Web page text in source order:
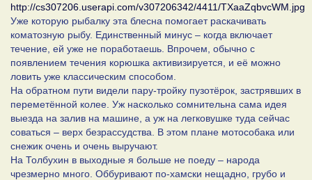
http://cs307206.userapi.com/v307206342/4411/TXaaZqbvcWM.jpg
Уже которую рыбалку эта блесна помогает раскачивать
коматозную рыбу. Единственный минус – когда включает
течение, ей уже не поработаешь. Впрочем, обычно с
появлением течения корюшка активизируется, и её можно
ловить уже классическим способом.
На обратном пути видели пару-тройку пузотёрок, застрявших в
переметённой колее. Уж насколько сомнительна сама идея
выезда на залив на машине, а уж на легковушке туда сейчас
соваться – верх безрассудства. В этом плане мотособака или
снежик очень и очень выручают.
На Толбухин в выходные я больше не поеду – народа
чрезмерно много. Оббуривают по-хамски нещадно, грубо и